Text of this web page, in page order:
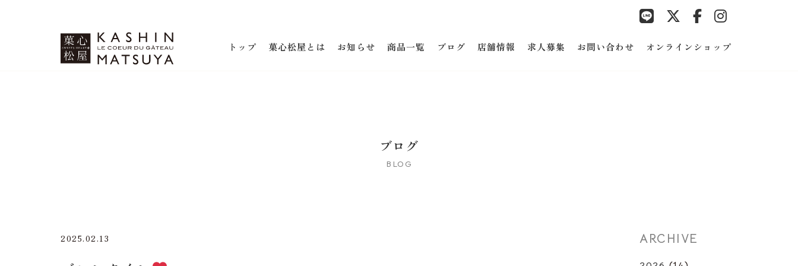
トップ 菓心松屋とは お知らせ 商品一覧 ブログ 店舗情報 求人募集 お問い合わせ オンラインショップ
ブログ
BLOG
2025.02.13 ARCHIVE